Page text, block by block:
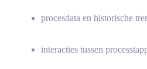
procesdata en historische
interacties tussen